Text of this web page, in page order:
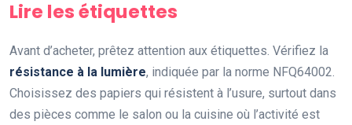
Lire les étiquettes
Avant d’acheter, prêtez attention aux étiquettes. Vérifiez la
résistance à la lumière, indiquée par la norme NFQ64002.
Choisissez des papiers qui résistent à l’usure, surtout dans
des pièces comme le salon ou la cuisine où l’activité est